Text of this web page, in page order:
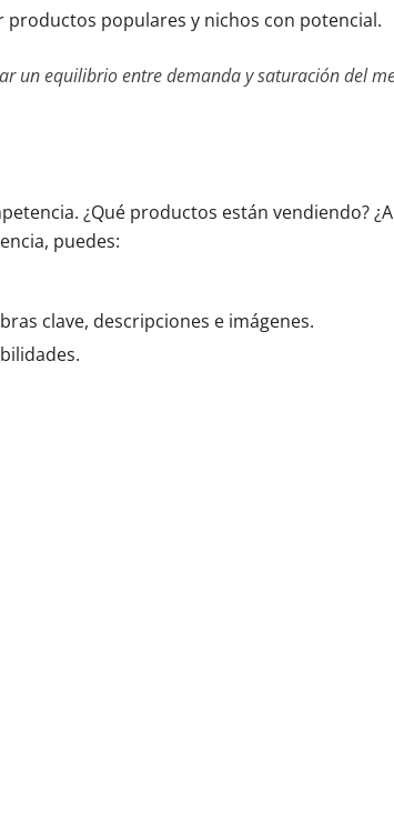
productos populares y nichos con potencial.
un equilibrio entre demanda y saturación del
¿Qué productos están vendiendo?
puedes:
clave, descripciones e imágenes.